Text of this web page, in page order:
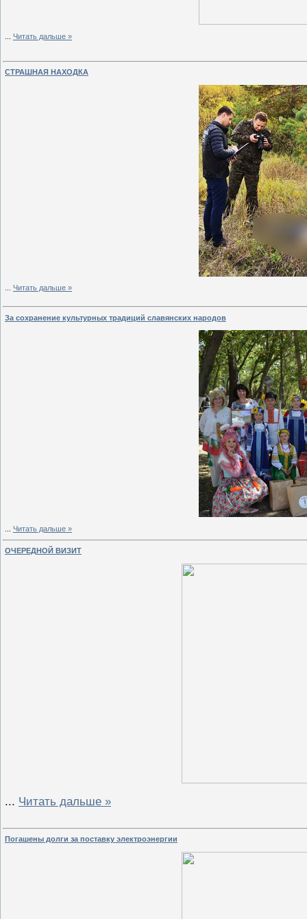
Читать дальше »
СТРАШНАЯ НАХОДКА
Читать дальше »
За сохранение культурных традиций славянских народов
Читать дальше »
ОЧЕРЕДНОЙ ВИЗИТ
... Читать дальше »
Погашены долги за поставку электроэнергии